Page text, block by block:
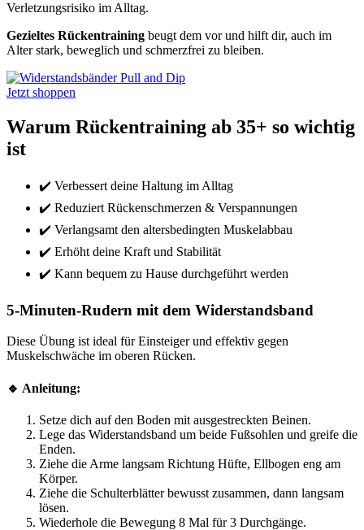
Verletzungsrisiko im Alltag.
Gezieltes Rückentraining beugt dem vor und hilft dir, auch im
Alter stark, beweglich und schmerzfrei zu bleiben.
Jetzt shoppen
Warum Rückentraining ab 35+ so wichtig
ist
✔️ Verbessert deine Haltung im Alltag
✔️ Reduziert Rückenschmerzen & Verspannungen
✔️ Verlangsamt den altersbedingten Muskelabbau
✔️ Erhöht deine Kraft und Stabilität
✔️ Kann bequem zu Hause durchgeführt werden
5-Minuten-Rudern mit dem Widerstandsband
Diese Übung ist ideal für Einsteiger und effektiv gegen
Muskelschwäche im oberen Rücken.
🔹 Anleitung:
Setze dich auf den Boden mit ausgestreckten Beinen.
Lege das Widerstandsband um beide Fußsohlen und greife die
Enden.
Ziehe die Arme langsam Richtung Hüfte, Ellbogen eng am
Körper.
Ziehe die Schulterblätter bewusst zusammen, dann langsam
lösen.
Wiederhole die Bewegung 8 Mal für 3 Durchgänge.